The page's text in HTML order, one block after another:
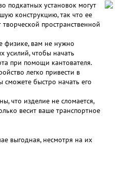
подкатных установок могут
конструкцию, так что ее
пространственной
физике, вам не нужно
усилий, чтобы начать
при помощи кантователя.
легко привести в
сможете быстро начать его
что изделие не сломается,
весит ваше транспортное
выгодная, несмотря на их